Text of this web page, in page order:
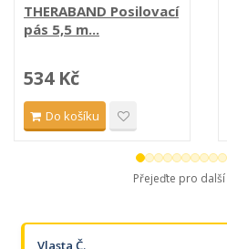
THERABAND Posilovací
pás 5,5 m...
534 Kč
Do košíku
Přejeďte pro
Vlasta Č.